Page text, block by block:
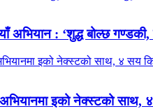
अभियान : ‘शुद्ध बोल्छ
अभियानमा इको नेक्स्टको